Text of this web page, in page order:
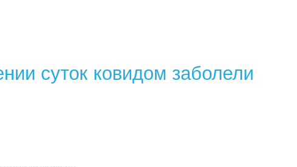
суток ковидом заболели